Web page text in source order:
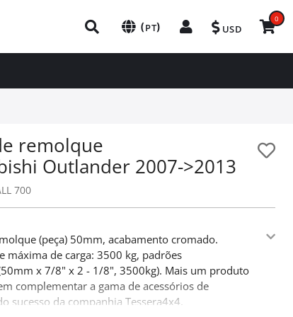
(PT) USD
0
remolque
Outlander 2007->2013
700
(peça) 50mm, acabamento cromado.
máxima de carga: 3500 kg, padrões
x 7/8" x 2 - 1/8", 3500kg). Mais um produto
complementar a gama de acessórios de
sucesso da companhia Tessera4x4.